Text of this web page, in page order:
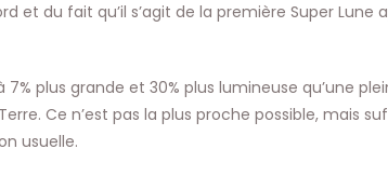
et du fait qu’il s’agit de la première Super Lune
7% plus grande et 30% plus lumineuse qu’une
Ce n’est pas la plus proche possible, mais
usuelle.